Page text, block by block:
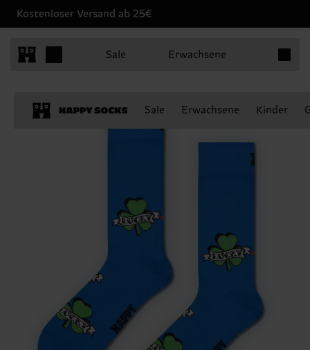
Kostenloser Versand ab 25€
Sale Erwachsene
Sale Erwachsene Kinder